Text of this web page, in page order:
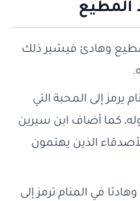
المطيع
وهادئ فيشير ذلك
يرمز إلى المحبة التي
كما أضاف ابن سيرين
الذين يهتمون
في المنام ترمز إلى